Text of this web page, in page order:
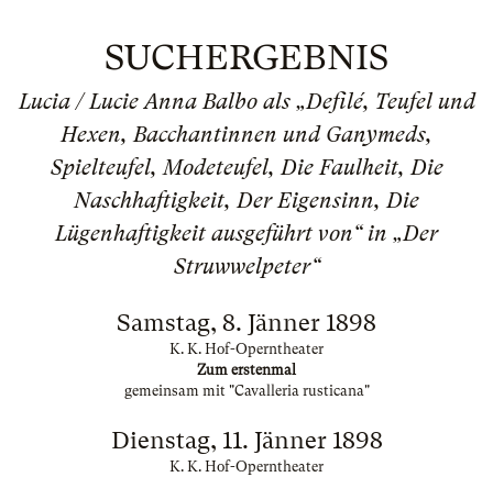
SUCHERGEBNIS
Lucia / Lucie Anna Balbo als „Defilé, Teufel und
Hexen, Bacchantinnen und Ganymeds,
Spielteufel, Modeteufel, Die Faulheit, Die
Naschhaftigkeit, Der Eigensinn, Die
Lügenhaftigkeit ausgeführt von“ in „Der
Struwwelpeter“
Samstag, 8. Jänner 1898
K. K. Hof-Operntheater
Zum erstenmal
gemeinsam mit "Cavalleria rusticana"
Dienstag, 11. Jänner 1898
K. K. Hof-Operntheater